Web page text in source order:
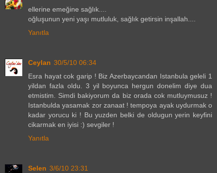
ellerine emeğine sağlık....
oğluşunun yeni yaşı mutluluk, sağlık getirsin inşallah....
Yanıtla
Ceylan 30/5/10 06:34
Esra hayat cok garip ! Biz Azerbaycandan Istanbula geleli 1
yildan fazla oldu. 3 yil boyunca hergun donelim diye dua
etmistim. Simdi bakiyorum da biz orada cok mutluymusuz !
Istanbulda yasamak zor zanaat ! tempoya ayak uydurmak o
kadar yorucu ki ! Bu yuzden belki de oldugun yerin keyfini
cikarmak en iyisi :) sevgiler !
Yanıtla
Selen 3/6/10 23:31